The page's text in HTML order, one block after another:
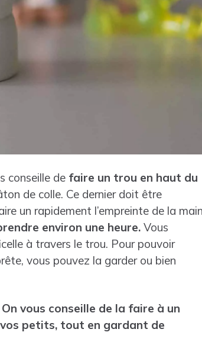
conseille de faire un trou en haut du
de colle. Ce dernier doit être
un rapidement l’empreinte de la main
environ une heure.Vous
à travers le trou. Pour pouvoir
vous pouvez la garder ou bien
On vous conseille de la faire à un
petits, tout en gardant de